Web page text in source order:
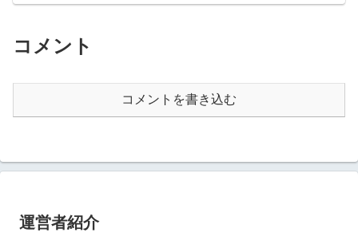
コメント
コメントを書き込む
運営者紹介